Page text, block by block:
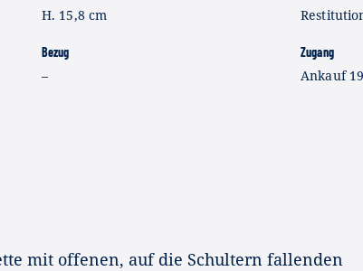
H. 15,8 cm
Bezug
–
Zugang
Ankauf
mit offenen, auf die Schultern fallenden